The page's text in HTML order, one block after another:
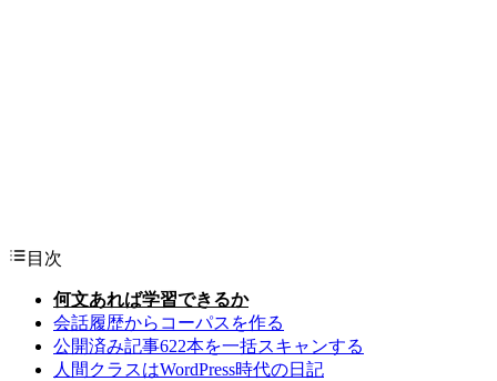
目次
何文あれば学習できるか
会話履歴からコーパスを作る
公開済み記事622本を一括スキャンする
人間クラスはWordPress時代の日記